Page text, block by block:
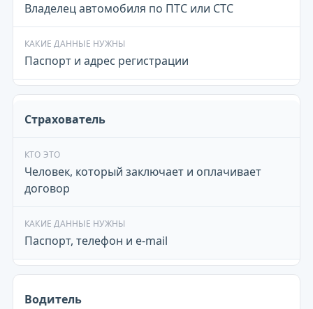
Владелец автомобиля по ПТС или СТС
Паспорт и адрес регистрации
Страхователь
Человек, который заключает и оплачивает
договор
Паспорт, телефон и e-mail
Водитель